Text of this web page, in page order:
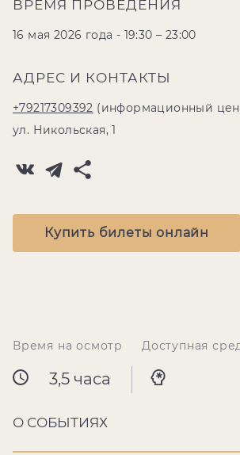
ВРЕМЯ ПРОВЕДЕНИЯ
16 мая 2026 года - 19:30 – 23:00
АДРЕС И КОНТАКТЫ
+79217309392 (информационный
ул. Никольская, 1
Купить билеты онлайн
Время на осмотр
3,5 часа
Доступная
О СОБЫТИЯХ